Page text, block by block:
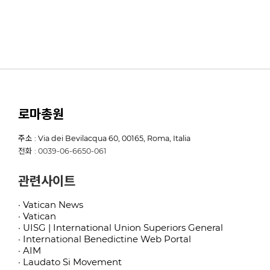
로마총원
주소 : Via dei Bevilacqua 60, 00165, Roma, Italia
전화 : 0039-06-6650-061
관련사이트
· Vatican News
· Vatican
· UISG | International Union Superiors General
· International Benedictine Web Portal
· AIM
· Laudato Si Movement